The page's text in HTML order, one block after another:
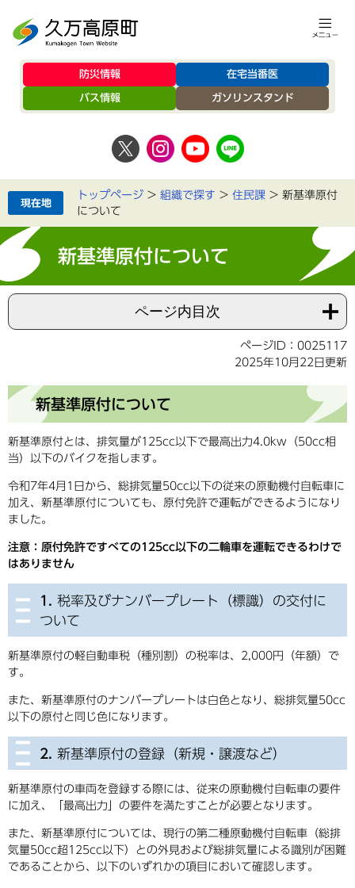
防災情報 在宅当番医
バス情報 ガソリンスタンド
トップページ > 組織で探す > 住民課 > 新基準原付
について
新基準原付について
ページ内目次
ページID：0025117
2025年10月22日更新
新基準原付について
新基準原付とは、排気量が125cc以下で最高出力4.0kw（50cc相
当）以下のバイクを指します。
令和7年4月1日から、総排気量50cc以下の従来の原動機付自転車に
加え、新基準原付についても、原付免許で運転ができるようになり
ました。
注意：原付免許ですべての125cc以下の二輪車を運転できるわけで
はありません
1. 税率及びナンバープレート（標識）の交付に
ついて​
新基準原付の軽自動車税（種別割）の税率は、2,000円（年額）で
す。
また、新基準原付のナンバープレートは白色となり、総排気量50cc
以下の原付と同じ色になります。
2. 新基準原付の登録（新規・譲渡など）​
新基準原付の車両を登録する際には、従来の原動機付自転車の要件
に加え、「最高出力」の要件を満たすことが必要となります。
また、新基準原付については、現行の第二種原動機付自転車（総排
気量50cc超125cc以下）との外見および総排気量による識別が困難
であることから、以下のいずれかの項目において確認します。